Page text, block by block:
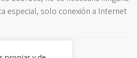
especial, solo conexión a Internet